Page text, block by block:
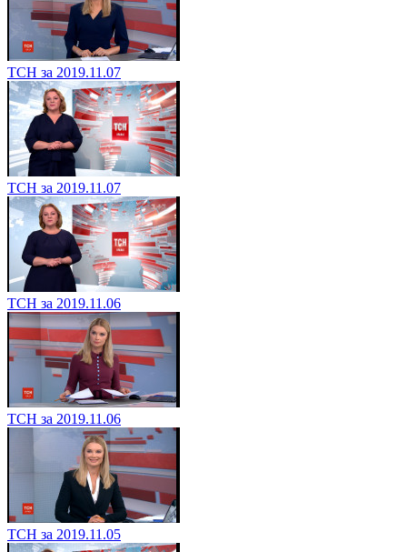
ТСН за 2019.11.07
ТСН за 2019.11.07
ТСН за 2019.11.06
ТСН за 2019.11.06
ТСН за 2019.11.05